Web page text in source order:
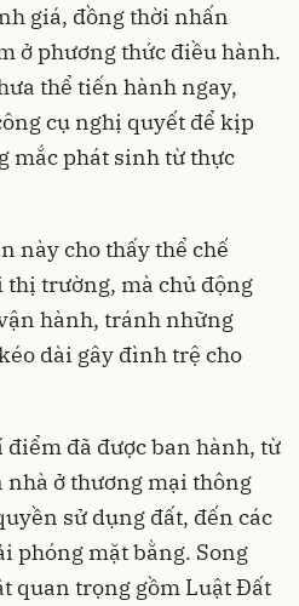
giá, đồng thời nhấn
ở phương thức điều hành.
thể tiến hành ngay,
cụ nghị quyết để kịp
mắc phát sinh từ thực
này cho thấy thể chế
trường, mà chủ động
hành, tránh những
dài gây đình trệ cho
đã được ban hành, từ
nhà ở thương mại thông
sử dụng đất, đến các
phóng mặt bằng. Song
quan trọng gồm Luật Đất